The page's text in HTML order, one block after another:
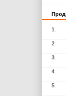
1.
2.
3.
4.
5.